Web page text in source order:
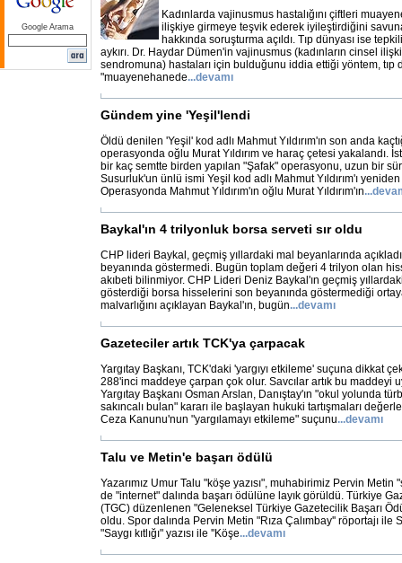
Google Arama
Kadınlarda vajinusmus hastalığını çiftleri
ilişkiye girmeye teşvik ederek iyileştirdiğini
hakkında soruşturma açıldı. Tıp dünyası ise
aykırı. Dr. Haydar Dümen'in vajinusmus (kadınların cinsel
sendromuna) hastaları için bulduğunu iddia ettiği yöntem, tıp
"muayenehanede...devamı
Gündem yine 'Yeşil'lendi
Öldü denilen 'Yeşil' kod adlı Mahmut Yıldırım'ın son anda
operasyonda oğlu Murat Yıldırım ve haraç çetesi yakalandı.
bir kaç semtte birden yapılan "Şafak" operasyonu, uzun bir
Susurluk'un ünlü ismi Yeşil kod adlı Mahmut Yıldırım'ı
Operasyonda Mahmut Yıldırım'ın oğlu Murat Yıldırım'ın...
Baykal'ın 4 trilyonluk borsa serveti sır oldu
CHP lideri Baykal, geçmiş yıllardaki mal beyanlarında
beyanında göstermedi. Bugün toplam değeri 4 trilyon olan
akıbeti bilinmiyor. CHP Lideri Deniz Baykal'ın geçmiş
gösterdiği borsa hisselerini son beyanında göstermediği
malvarlığını açıklayan Baykal'ın, bugün...devamı
Gazeteciler artık TCK'ya çarpacak
Yargıtay Başkanı, TCK'daki 'yargıyı etkileme' suçuna dikkat
288'inci maddeye çarpan çok olur. Savcılar artık bu maddeyi
Yargıtay Başkanı Osman Arslan, Danıştay'ın "okul yolunda
sakıncalı bulan" kararı ile başlayan hukuki tartışmaları
Ceza Kanunu'nun "yargılamayı etkileme" suçunu...devamı
Talu ve Metin'e başarı ödülü
Yazarımız Umur Talu "köşe yazısı", muhabirimiz Pervin
de "internet" dalında başarı ödülüne layık görüldü. Türkiye
(TGC) düzenlenen "Geleneksel Türkiye Gazetecilik Başarı
oldu. Spor dalında Pervin Metin "Rıza Çalımbay'' röportajı ile
"Saygı kıtlığı" yazısı ile ''Köşe...devamı